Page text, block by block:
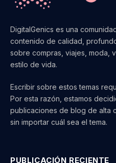
DigitalGenics es una
contenido de calidad,
sobre compras, viajes, moda,
estilo de vida.
Escribir sobre estos temas
Por esta razón, estamos
publicaciones de blog de alta
sin importar cuál sea el tema.
PUBLICACIÓN RECIENTE